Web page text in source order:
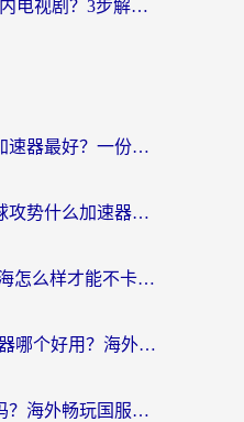
在国外用什么app看国内电视剧？3步解决版权限制+卡顿难题
国外失落城堡用什么加速器最好？一份来自老玩家的真实指南
国外打反恐精英：全球攻势什么加速器好用？2026海外玩家国服游戏加速终极指南
在澳洲玩天下-异兽山海怎么样才能不卡？一份给南半球玩家的自救指南
使命召唤OL国外加速器哪个好用？海外玩家亲测的国服游戏加速终极指南
国外可以打幻想江湖吗？海外畅玩国服游戏的终极指南